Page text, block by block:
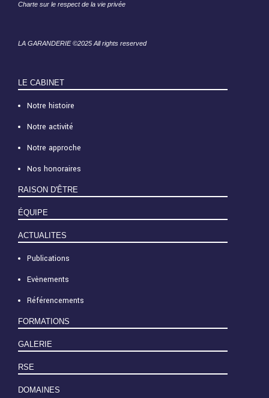
Charte sur le respect de la vie privée
LA GARANDERIE ©2025 All rights reserved
LE CABINET
Notre histoire
Notre activité
Notre approche
Nos honoraires
RAISON D'ÊTRE
ÉQUIPE
ACTUALITES
Publications
Evènements
Référencements
FORMATIONS
GALERIE
RSE
DOMAINES